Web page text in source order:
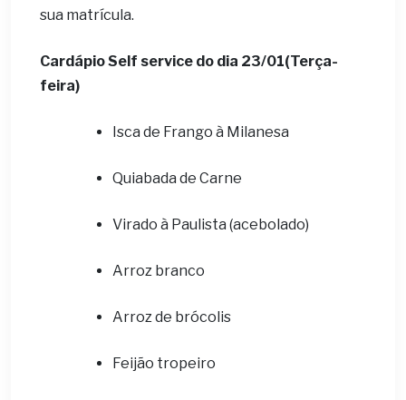
sua matrícula.
Cardápio Self service do dia 23/01(Terça-
feira)
Isca de Frango à Milanesa
Quiabada de Carne
Virado à Paulista (acebolado)
Arroz branco
Arroz de brócolis
Feijão tropeiro